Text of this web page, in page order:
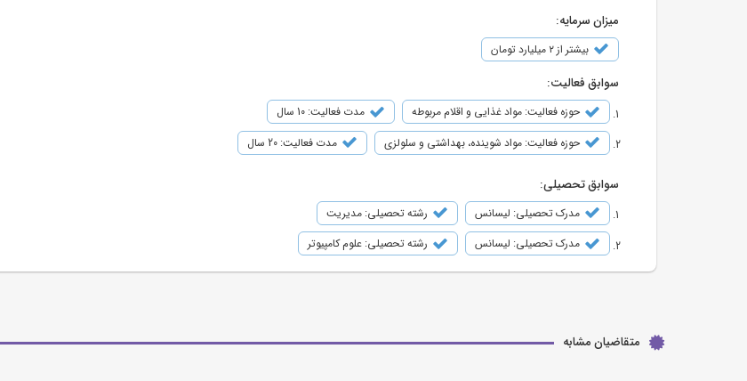
میزان سرمایه:
بیشتر از ۲ میلیارد تومان
سوابق فعالیت:
حوزه فعالیت: مواد غذایی و اقلام مربوطه
مدت فعالیت: 10 سال
حوزه فعالیت: مواد شوینده، بهداشتی و سلولزی
مدت فعالیت: 20 سال
سوابق تحصیلی:
مدرک تحصیلی: لیسانس
رشته تحصیلی: مدیریت
مدرک تحصیلی: لیسانس
رشته تحصیلی: علوم کامپیوتر
متقاضیان مشابه